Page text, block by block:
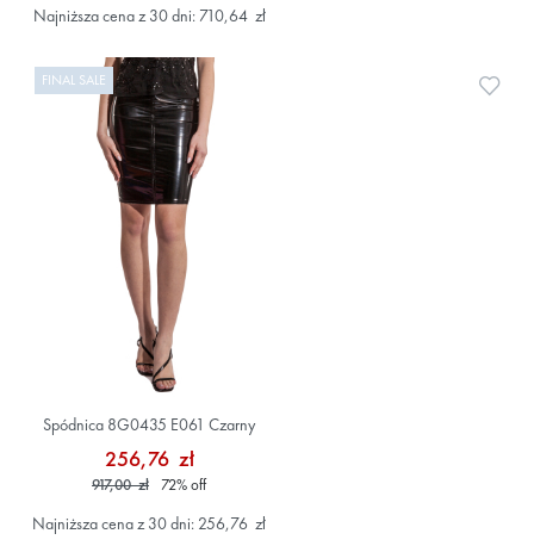
Najniższa cena z 30 dni: 710,64 zł
FINAL SALE
Spódnica 8G0435 E061 Czarny
256,76 zł
917,00 zł 72%off
Najniższa cena z 30 dni: 256,76 zł